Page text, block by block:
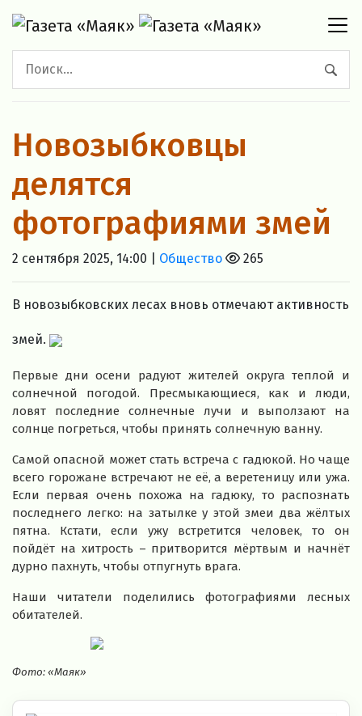
Новозыбковцы
делятся
фотографиями змей
2 сентября 2025, 14:00 | Общество 265
В новозыбковских лесах вновь отмечают активность
змей.
Первые дни осени радуют жителей округа теплой и
солнечной погодой. Пресмыкающиеся, как и люди,
ловят последние солнечные лучи и выползают на
солнце погреться, чтобы принять солнечную ванну.
Самой опасной может стать встреча с гадюкой. Но чаще
всего горожане встречают не её, а веретеницу или ужа.
Если первая очень похожа на гадюку, то распознать
последнего легко: на затылке у этой змеи два жёлтых
пятна. Кстати, если ужу встретится человек, то он
пойдёт на хитрость – притворится мёртвым и начнёт
дурно пахнуть, чтобы отпугнуть врага.
Наши читатели поделились фотографиями лесных
обитателей.
Фото: «Маяк»